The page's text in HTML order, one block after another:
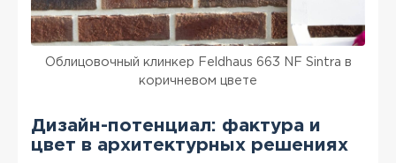
Облицовочный клинкер Feldhaus 663 NF Sintra в
коричневом цвете
Дизайн-потенциал: фактура и
цвет в архитектурных решениях